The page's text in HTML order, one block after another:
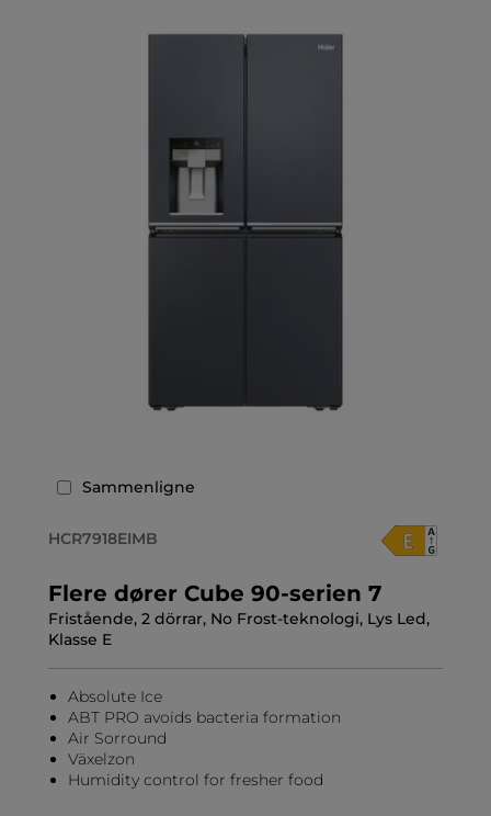
Sammenligne
HCR7918EIMB
Flere dører Cube 90-serien 7
Fristående, 2 dörrar, No Frost-teknologi, Lys Led,
Klasse E
Absolute Ice
ABT PRO avoids bacteria formation
Air Sorround
Växelzon
Humidity control for fresher food